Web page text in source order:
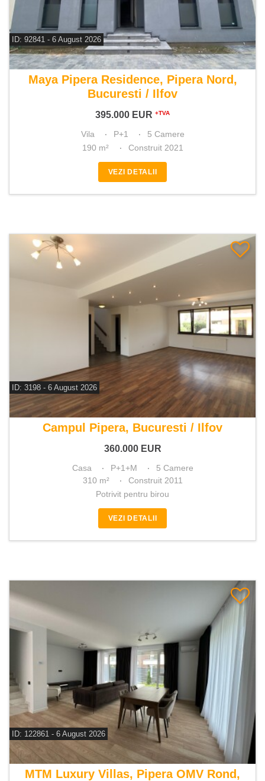
ID: 92841 - 6 August 2026
De vanzare vila 5 camere
Maya Pipera Residence, Pipera Nord,
Bucuresti / Ilfov
395.000 EUR +TVA
Vila P+1
5 Camere
190 m²
Construit 2021
VEZI DETALII
ID: 3198 - 6 August 2026
De vanzare casa 5 camere
Campul Pipera, Bucuresti / Ilfov
360.000 EUR
Casa P+1+M
5 Camere
310 m²
Construit 2011
Potrivit pentru birou
VEZI DETALII
ID: 122861 - 6 August 2026
De vanzare vila 5 camere
MTM Luxury Villas, Pipera OMV Rond,